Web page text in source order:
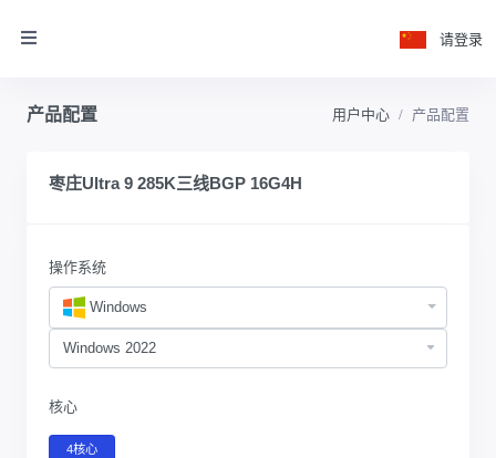
请登录
产品配置 用户中心 产品配置
枣庄Ultra 9 285K三线BGP 16G4H
操作系统
Windows
核心
4核心